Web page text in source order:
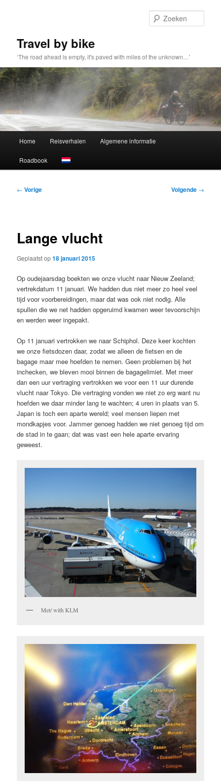
Travel by bike
‘The road ahead is empty, it's paved with miles of the unknown…'
Home Reisverhalen Algemene informatie
Roadbook
Bericht
← Vorige Volgende →
Lange vlucht
Geplaatst op18 januari 2015
Op oudejaarsdag boekten we onze vlucht naar Nieuw Zeeland;
vertrekdatum 11 januari. We hadden dus niet meer zo heel veel
tijd voor voorbereidingen, maar dat was ook niet nodig. Alle
spullen die we net hadden opgeruimd kwamen weer tevoorschijn
en werden weer ingepakt.
Op 11 januari vertrokken we naar Schiphol. Deze keer kochten
we onze fietsdozen daar, zodat we alleen de fietsen en de
bagage maar mee hoefden te nemen. Geen problemen bij het
inchecken, we bleven mooi binnen de bagagelimiet. Met meer
dan een uur vertraging vertrokken we voor een 11 uur durende
vlucht naar Tokyo. Die vertraging vonden we niet zo erg want nu
hoefden we daar minder lang te wachten; 4 uren in plaats van 5.
Japan is toch een aparte wereld; veel mensen liepen met
mondkapjes voor. Jammer genoeg hadden we niet genoeg tijd om
de stad in te gaan; dat was vast een hele aparte ervaring
geweest.
Met/ with KLM